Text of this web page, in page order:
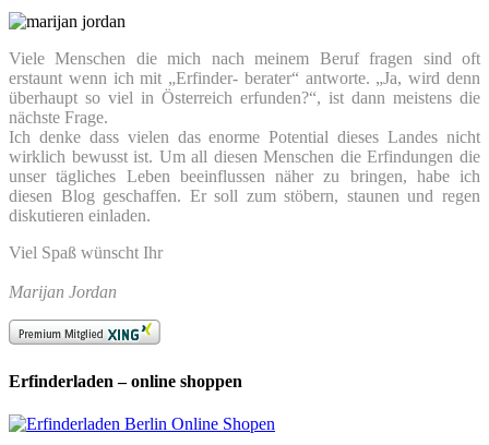
Viele Menschen die mich nach meinem Beruf fragen sind oft
erstaunt wenn ich mit „Erfinder- berater“ antworte. „Ja, wird denn
überhaupt so viel in Österreich erfunden?“, ist dann meistens die
nächste Frage.
Ich denke dass vielen das enorme Potential dieses Landes nicht
wirklich bewusst ist. Um all diesen Menschen die Erfindungen die
unser tägliches Leben beeinflussen näher zu bringen, habe ich
diesen Blog geschaffen. Er soll zum stöbern, staunen und regen
diskutieren einladen.
Viel Spaß wünscht Ihr
Marijan Jordan
Erfinderladen – online shoppen